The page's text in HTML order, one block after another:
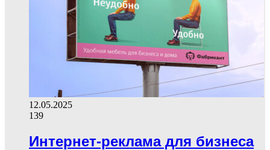
12.05.2025
139
Интернет-реклама для бизнеса